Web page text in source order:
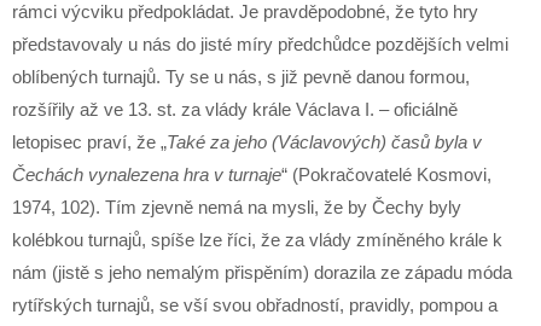
rámci výcviku předpokládat. Je pravděpodobné, že tyto hry
představovaly u nás do jisté míry předchůdce pozdějších velmi
oblíbených turnajů. Ty se u nás, s již pevně danou formou,
rozšířily až ve 13. st. za vlády krále Václava I. – oficiálně
letopisec praví, že „Také za jeho (Václavových) časů byla v
Čechách vynalezena hra v turnaje“ (Pokračovatelé Kosmovi,
1974, 102). Tím zjevně nemá na mysli, že by Čechy byly
kolébkou turnajů, spíše lze říci, že za vlády zmíněného krále k
nám (jistě s jeho nemalým přispěním) dorazila ze západu móda
rytířských turnajů, se vší svou obřadností, pravidly, pompou a